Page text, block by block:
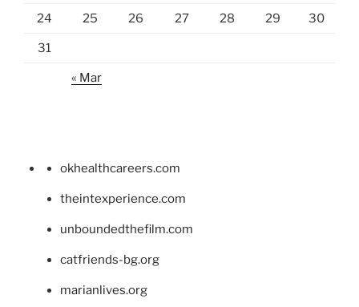
24 25 26 27 28 29 30
31
« Mar
okhealthcareers.com
theintexperience.com
unboundedthefilm.com
catfriends-bg.org
marianlives.org